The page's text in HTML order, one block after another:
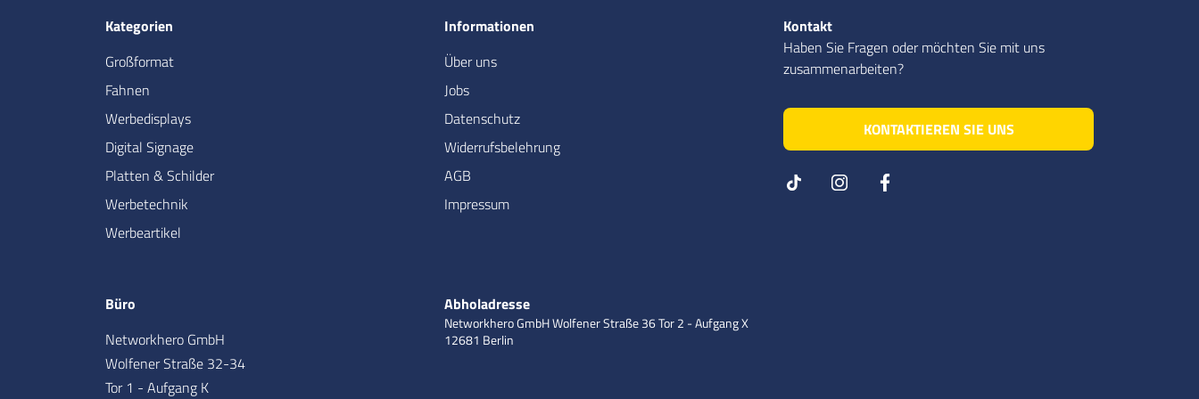
Kontakt
Haben Sie Fragen oder möchten Sie mit uns
zusammenarbeiten?
KONTAKTIEREN SIE UNS
Kategorien
Großformat
Fahnen
Werbedisplays
Digital Signage
Platten & Schilder
Werbetechnik
Werbeartikel
Informationen
Über uns
Jobs
Datenschutz
Widerrufsbelehrung
AGB
Impressum
Büro
Networkhero GmbH
Wolfener Straße 32-34
Tor 1 - Aufgang K
Abholadresse
Networkhero GmbHWolfener Straße 36Tor 2 - Aufgang X
12681 Berlin